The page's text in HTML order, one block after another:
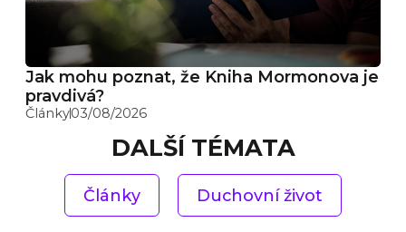
Jak mohu poznat, že Kniha Mormonova je
pravdivá?
Články03/08/2026
DALŠÍ TÉMATA
Články Duchovní život